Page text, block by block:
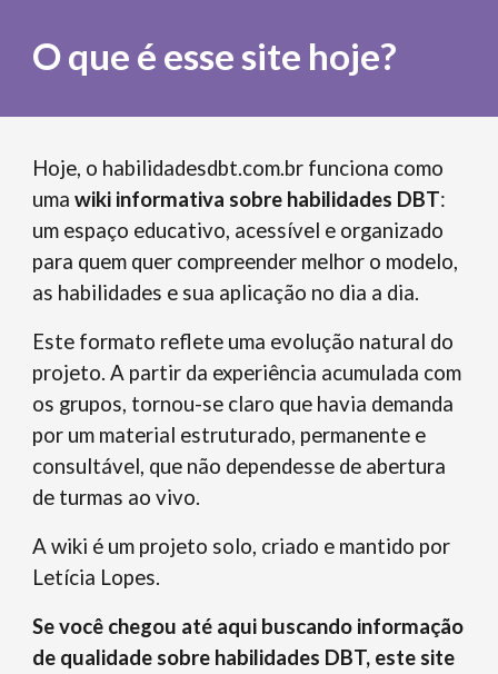
O que é esse site hoje?
Hoje, o habilidadesdbt.com.br funciona como
umawiki informativa sobre habilidades DBT:
um espaço educativo, acessível e organizado
para quem quer compreender melhor o modelo,
as habilidades e sua aplicação no dia a dia.
Este formato reflete uma evolução natural do
projeto. A partir da experiência acumulada com
os grupos, tornou-se claro que havia demanda
por um material estruturado, permanente e
consultável, que não dependesse de abertura
de turmas ao vivo.
A wiki é um projeto solo, criado e mantido por
Letícia Lopes.
Se você chegou até aqui buscando informação
de qualidade sobre habilidades DBT, este site